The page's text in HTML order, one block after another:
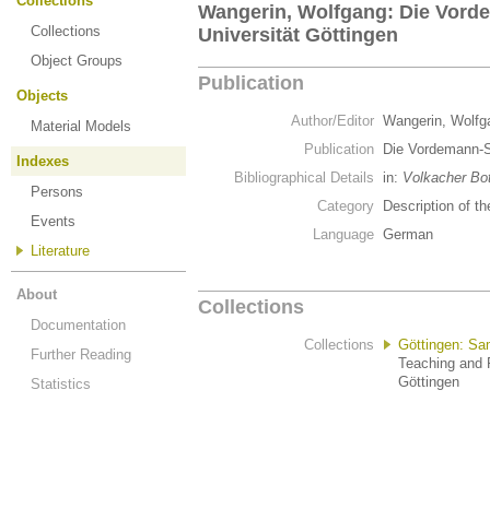
Collections
Object Groups
Objects
Material Models
Indexes
Persons
Events
Literature
About
Documentation
Further Reading
Statistics
Wangerin, Wolfgang: Die
Universität Göttingen
Publication
Author/Editor Wangerin,
Publication
Die
Bibliographical Details
in: Volkacher
Category
Description of
Language German
Collections
Collections
Göttingen:
Teaching and
Göttingen